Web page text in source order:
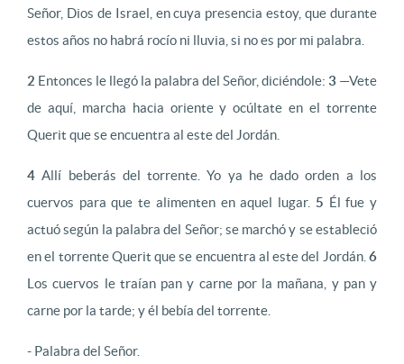
Señor, Dios de Israel, en cuya presencia estoy, que durante
estos años no habrá rocío ni lluvia, si no es por mi palabra.
2 Entonces le llegó la palabra del Señor, diciéndole: 3 —Vete
de aquí, marcha hacia oriente y ocúltate en el torrente
Querit que se encuentra al este del Jordán.
4 Allí beberás del torrente. Yo ya he dado orden a los
cuervos para que te alimenten en aquel lugar. 5 Él fue y
actuó según la palabra del Señor; se marchó y se estableció
en el torrente Querit que se encuentra al este del Jordán. 6
Los cuervos le traían pan y carne por la mañana, y pan y
carne por la tarde; y él bebía del torrente.
- Palabra del Señor.